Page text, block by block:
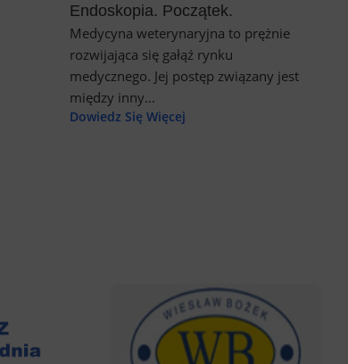
Endoskopia. Początek.
Medycyna weterynaryjna to prężnie
rozwijająca się gałąź rynku
medycznego. Jej postęp związany jest
między inny...
Dowiedz Się Więcej